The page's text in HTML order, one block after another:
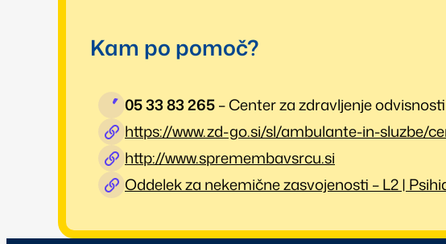
Kam po pomoč?
05 33 83 265– Center za zdravljenje
https://www.zd-go.si/sl/ambulante-in-sluzbe/
http://www.spremembavsrcu.si
Oddelek za nekemične zasvojenosti – L2 |